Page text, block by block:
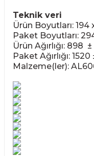
Teknik veri
Ürün Boyutları:
Paket Boyutları:
Ürün Ağırlığı: 898
Paket Ağırlığı: 1520
Malzeme(ler):